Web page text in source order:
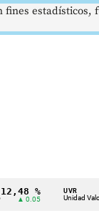
% UVR
Unidad Valor Real